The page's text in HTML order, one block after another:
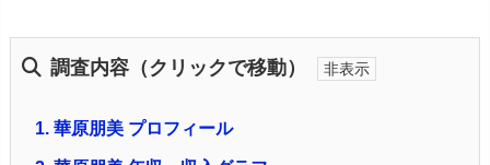
調査内容（クリックで移動）
1. 華原朋美 プロフィール